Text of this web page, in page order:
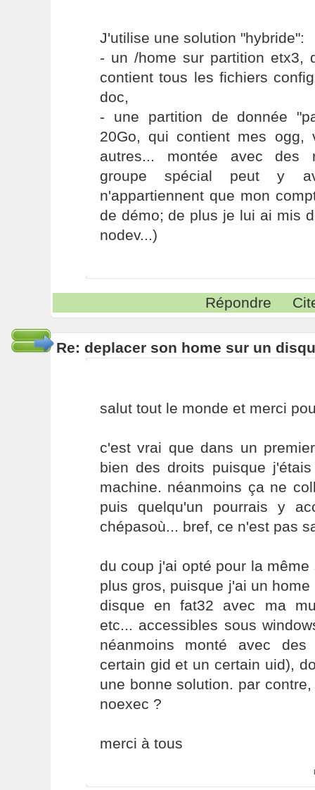
J'utilise une solution "hybride":
- un /home sur partition etx3,
contient tous les fichiers
doc,
- une partition de donnée
20Go, qui contient mes ogg,
autres... montée avec des
groupe spécial peut y
n'appartiennent que mon
de démo; de plus je lui ai mis
nodev...)
Répondre
Re: deplacer son home sur un
salut tout le monde et merci
c'est vrai que dans un
bien des droits puisque
machine. néanmoins ça ne
puis quelqu'un pourrais y
chépasoù... bref, ce n'est pas
du coup j'ai opté pour la
plus gros, puisque j'ai un
disque en fat32 avec ma
etc... accessibles sous
néanmoins monté avec
certain gid et un certain uid),
une bonne solution. par
noexec ?
merci à tous